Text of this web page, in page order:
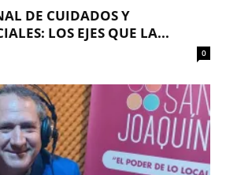
DE CUIDADOS Y
LOS EJES QUE LA...
0